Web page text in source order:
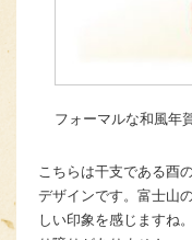
フォーマルな和風年
こちらは干支である酉
デザインです。富士山
しい印象を感じますね